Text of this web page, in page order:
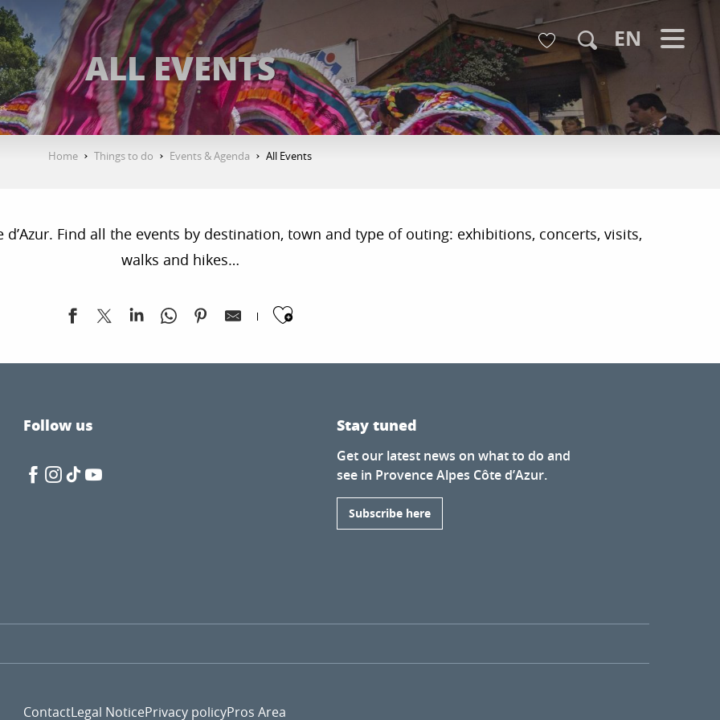
Voir les favoris
Search
EN
ALL EVENTS
Home Things to do Events & Agenda All Events
d’Azur. Find all the events by destination, town and type of outing: exhibitions, concerts, visits,
walks and hikes…
Ajouter aux favoris
Jung
Follow us Stay tuned
Get our latest news on what to do and
see in Provence Alpes Côte d’Azur.
Subscribe here
ContactLegal NoticePrivacy policyPros Area